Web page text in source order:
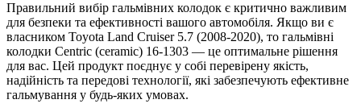
Правильний вибір гальмівних колодок є критично важливим
для безпеки та ефективності вашого автомобіля. Якщо ви є
власником Toyota Land Cruiser 5.7 (2008-2020), то гальмівні
колодки Centric (ceramic) 16-1303 — це оптимальне рішення
для вас. Цей продукт поєднує у собі перевірену якість,
надійність та передові технології, які забезпечують ефективне
гальмування у будь-яких умовах.